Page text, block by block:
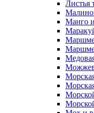
Листья
Манго